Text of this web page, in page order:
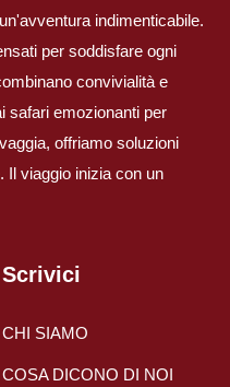
indimenticabile.
per soddisfare ogni
convivialità e
safari emozionanti per
offriamo soluzioni
Il viaggio inizia con un
Scrivici
CHI SIAMO
COSA DICONO DI NOI